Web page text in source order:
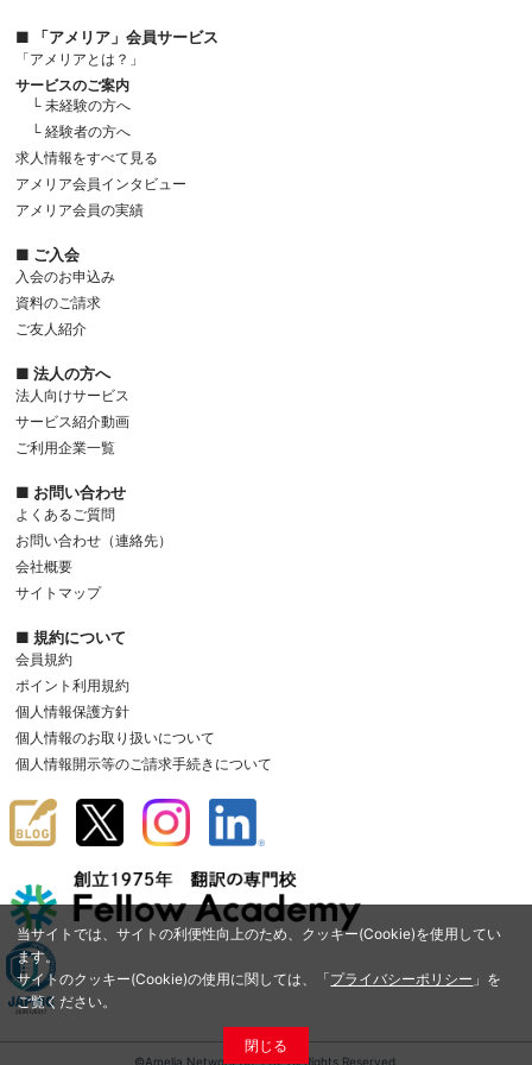
当サイトでは、サイトの利便性向上のため、クッキー(Cookie)を使用してい
ます。
サイトのクッキー(Cookie)の使用に関しては、「プライバシーポリシー 」を
ご覧ください。
閉じる
■ 「アメリア」会員サービス
「アメリアとは？」
サービスのご案内
└ 未経験の方へ
└ 経験者の方へ
求人情報をすべて見る
アメリア会員インタビュー
アメリア会員の実績
■ ご入会
入会のお申込み
資料のご請求
ご友人紹介
■ 法人の方へ
法人向けサービス
サービス紹介動画
ご利用企業一覧
■ お問い合わせ
よくあるご質問
お問い合わせ（連絡先）
会社概要
サイトマップ
■ 規約について
会員規約
ポイント利用規約
個人情報保護方針
個人情報のお取り扱いについて
個人情報開示等のご請求手続きについて
©Amelia Network Co.,Ltd. All Rights Reserved.